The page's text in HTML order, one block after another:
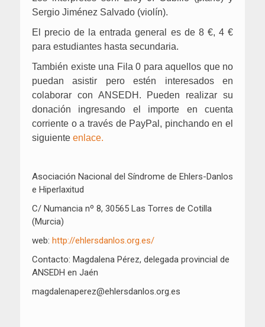
Sergio Jiménez Salvado (violín).
El precio de la entrada general es de 8 €, 4 €
para estudiantes hasta secundaria.
También existe una Fila 0 para aquellos que no
puedan asistir pero estén interesados en
colaborar con ANSEDH. Pueden realizar su
donación ingresando el importe en cuenta
corriente o a través de PayPal, pinchando en el
siguiente enlace.
Asociación Nacional del Síndrome de Ehlers-Danlos
e Hiperlaxitud
C/ Numancia nº 8, 30565 Las Torres de Cotilla
(Murcia)
web: http://ehlersdanlos.org.es/
Contacto: Magdalena Pérez, delegada provincial de
ANSEDH en Jaén
magdalenaperez@ehlersdanlos.org.es